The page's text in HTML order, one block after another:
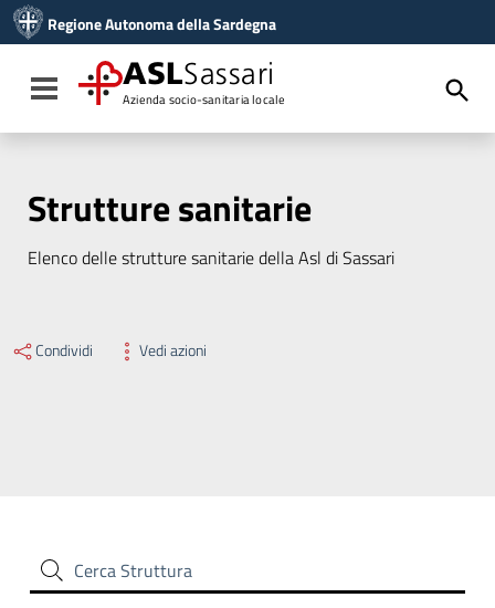
Vai al menu di navigazione
Vai al footer
Regione Autonoma della Sardegna
Toggle navigation
ASLSassari
Azienda socio-sanitaria locale
Strutture sanitarie
Elenco delle strutture sanitarie della Asl di Sassari
Condividi Vedi azioni
Cerca Struttura